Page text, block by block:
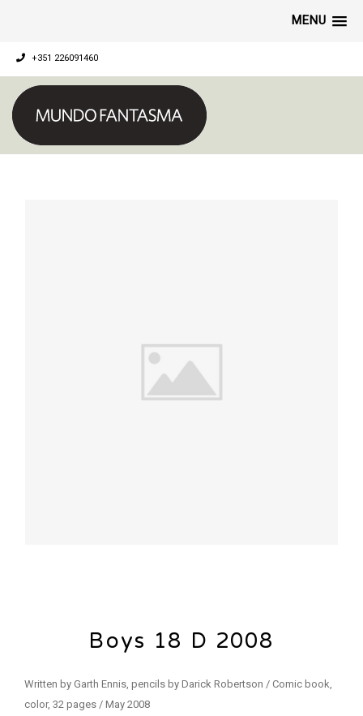
MENU
+351 226091460
Boys 18 D 2008
Written by Garth Ennis, pencils by Darick Robertson / Comic book,
color, 32 pages / May 2008